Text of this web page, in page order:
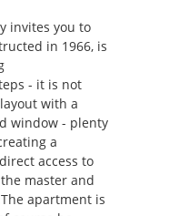
invites you to
in 1966, is
- it is not
with a
window - plenty
a
access to
master and
apartment is